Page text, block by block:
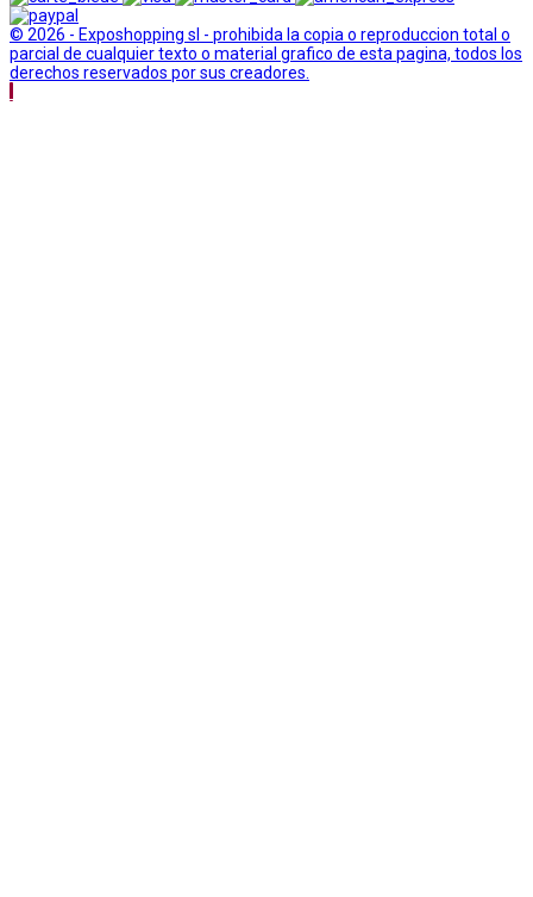
© 2026 - Exposhopping sl - prohibida la copia o reproduccion total o
parcial de cualquier texto o material grafico de esta pagina, todos los
derechos reservados por sus creadores.